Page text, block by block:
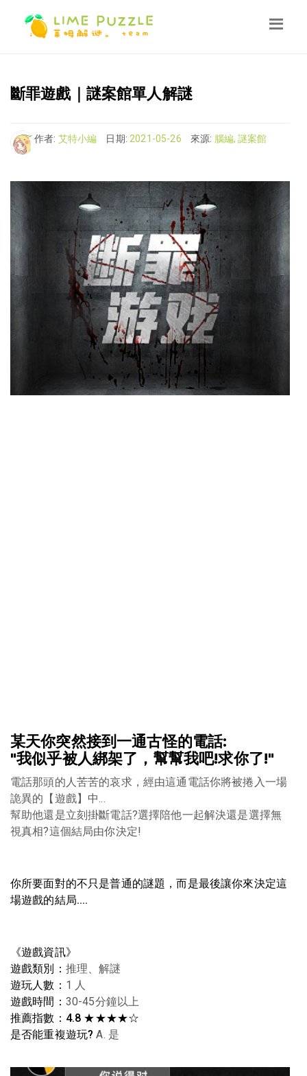
斷罪遊戲｜謎案館單人解謎
作者: 艾特小編 日期: 2021-05-26 來源: 腦編, 謎案館
某天你突然接到一通古怪的電話:
"我似乎被人綁架了，幫幫我吧!求你了!"
電話那頭的人苦苦的哀求，經由這通電話你將被捲入一場
詭異的【遊戲】中...
幫助他還是立刻掛斷電話?選擇陪他一起解決還是選擇無
視真相?這個結局由你決定!
你所要面對的不只是普通的謎題，而是最後讓你來決定這
場遊戲的結局....
《遊戲資訊》
遊戲類別： 推理、解謎
遊玩人數： 1 人
遊戲時間： 30-45分鐘以上
推薦指數：4.8 ★★★★☆
是否能重複遊玩?A. 是